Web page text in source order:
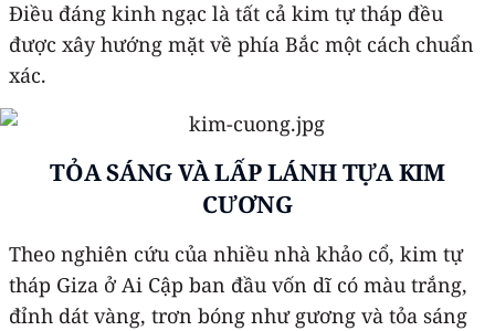
Điều đáng kinh ngạc là tất cả kim tự tháp đều
được xây hướng mặt về phía Bắc một cách chuẩn
xác.
TỎA SÁNG VÀ LẤP LÁNH TỰA KIM
CƯƠNG
Theo nghiên cứu của nhiều nhà khảo cổ, kim tự
tháp Giza ở Ai Cập ban đầu vốn dĩ có màu trắng,
đỉnh dát vàng, trơn bóng như gương và tỏa sáng